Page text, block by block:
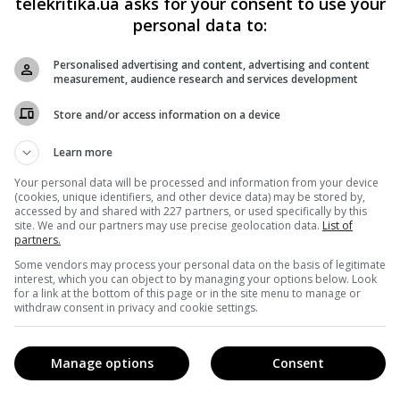
(@babaslavka)
чоловіка, популярного пластичного хірурга, зробити їй
Едгар Камінський вирушає на «мокру справу» і
Славі.
наступному можливому учаснику «Танців» – акторові
personal data to:
Personalised advertising and content, advertising and content
measurement, audience research and services development
Store and/or access information on a device
Learn more
Your personal data will be processed and information from your device
(cookies, unique identifiers, and other device data) may be stored by,
accessed by and shared with 227 partners, or used specifically by this
site. We and our partners may use precise geolocation data. List of
partners.
Some vendors may process your personal data on the basis of legitimate
interest, which you can object to by managing your options below. Look
for a link at the bottom of this page or in the site menu to manage or
withdraw consent in privacy and cookie settings.
Consent
Manage options